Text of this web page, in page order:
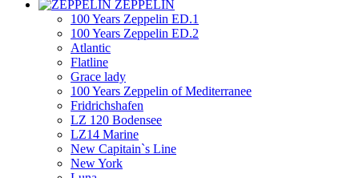
ZEPPELIN
100 Years Zeppelin ED.1
100 Years Zeppelin ED.2
Atlantic
Flatline
Grace lady
100 Years Zeppelin of Mediterranee
Fridrichshafen
LZ 120 Bodensee
LZ14 Marine
New Capitain`s Line
New York